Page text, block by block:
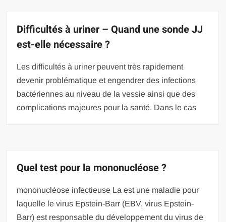
Difficultés à uriner – Quand une sonde JJ
est-elle nécessaire ?
Les difficultés à uriner peuvent très rapidement
devenir problématique et engendrer des infections
bactériennes au niveau de la vessie ainsi que des
complications majeures pour la santé. Dans le cas
Quel test pour la mononucléose ?
mononucléose infectieuse La est une maladie pour
laquelle le virus Epstein-Barr (EBV, virus Epstein-
Barr) est responsable du développement du virus de